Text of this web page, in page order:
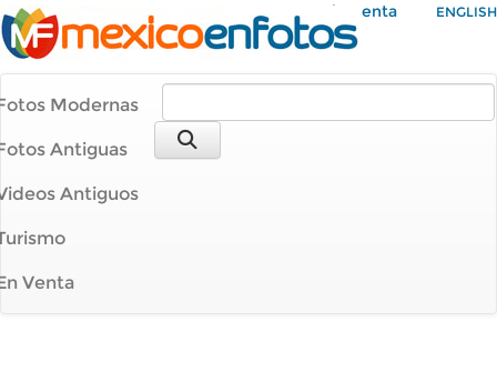
Mi Cuenta ENGLISH
Modernas
Antiguas
Antiguos
Venta